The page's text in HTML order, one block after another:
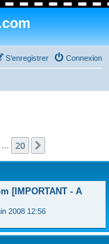
Connexion
S’enregistrer
20
[IMPORTANT - A
2008 12:56